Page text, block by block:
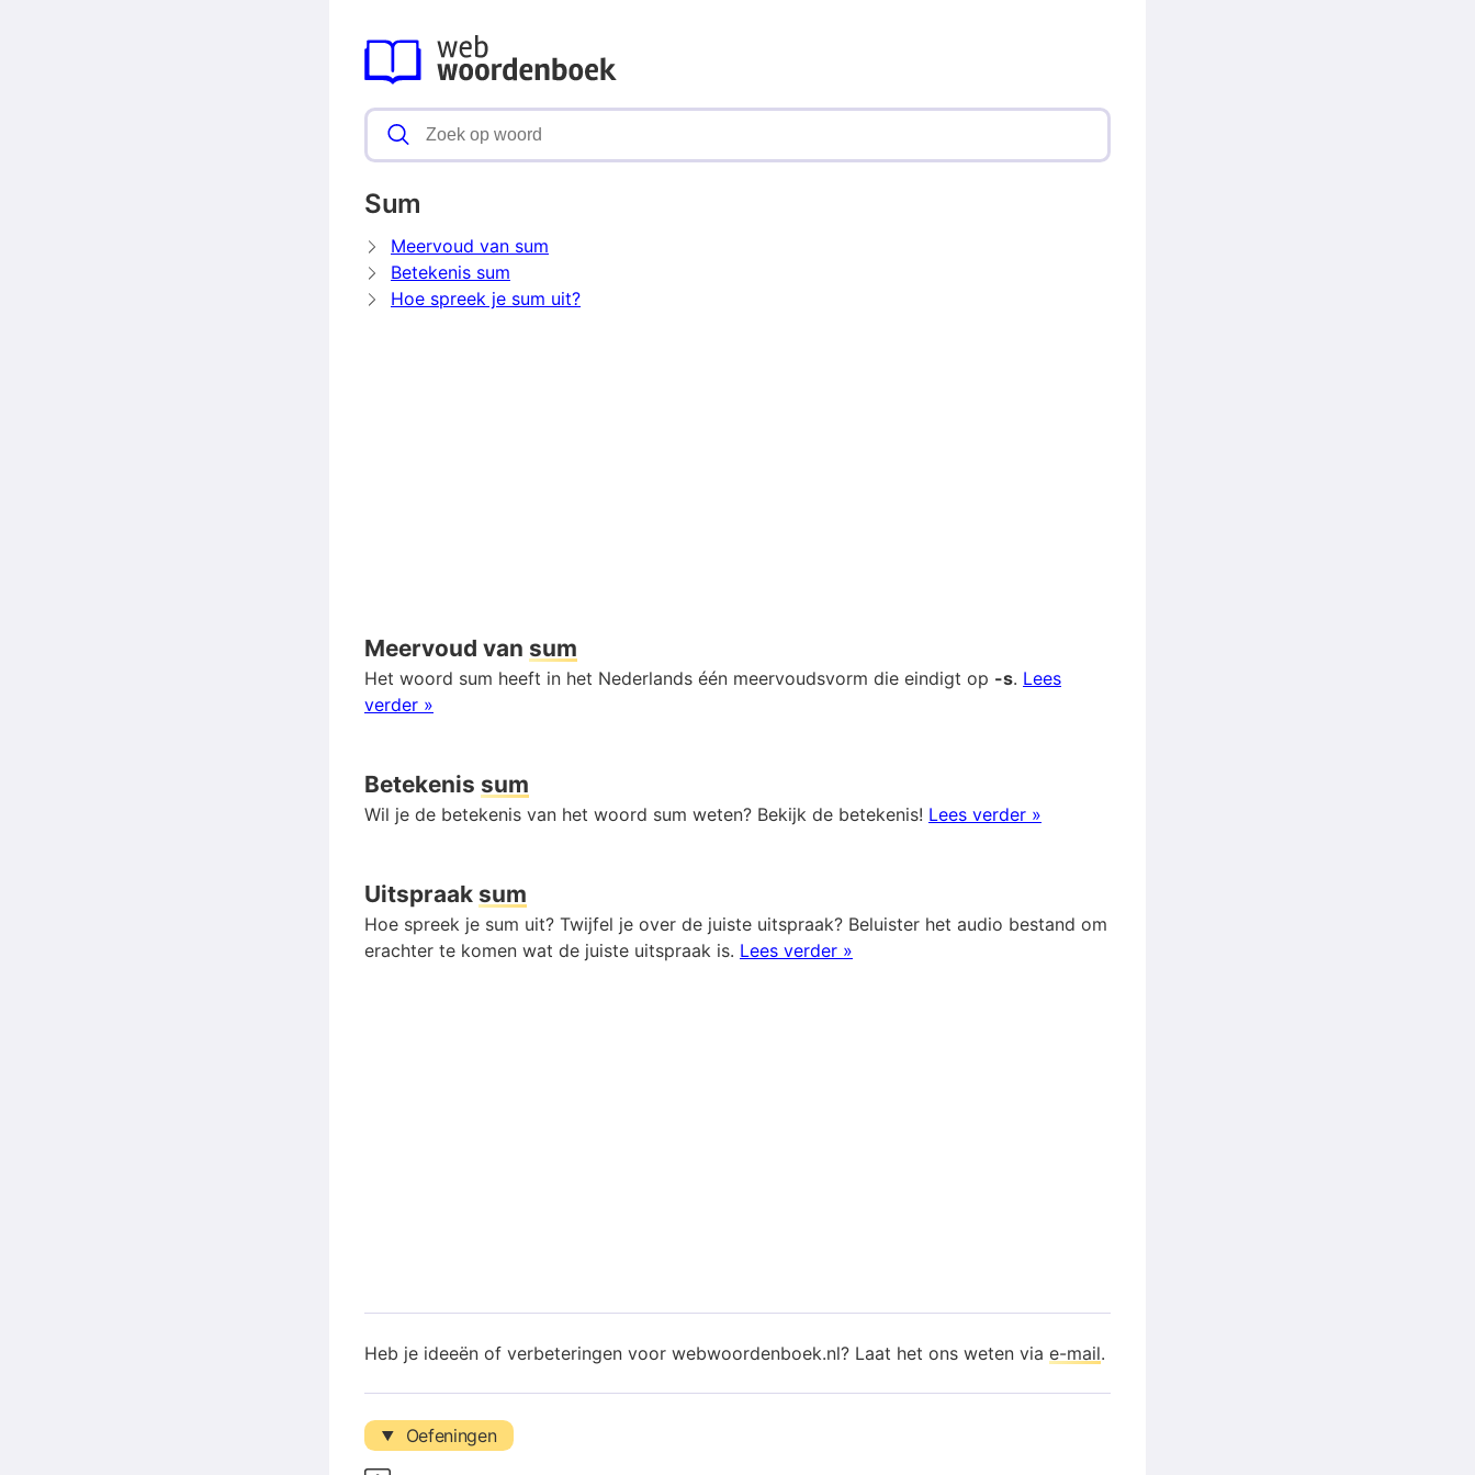
Sum
Meervoud van sum
Betekenis sum
Hoe spreek je sum uit?
Meervoud van sum
Het woord sum heeft in het Nederlands één meervoudsvorm die eindigt op -s. Lees
verder »
Betekenis sum
Wil je de betekenis van het woord sum weten? Bekijk de betekenis! Lees verder »
Uitspraak sum
Hoe spreek je sum uit? Twijfel je over de juiste uitspraak? Beluister het audio bestand om
erachter te komen wat de juiste uitspraak is. Lees verder »
Heb je ideeën of verbeteringen voor webwoordenboek.nl? Laat het ons weten via e-mail.
Oefeningen